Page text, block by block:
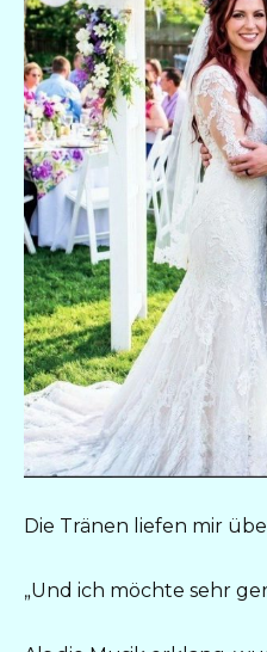
Die Tränen liefen mir
„Und ich möchte sehr